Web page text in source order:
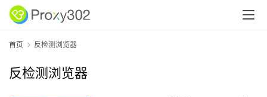
首页 反检测浏览器
反检测浏览器